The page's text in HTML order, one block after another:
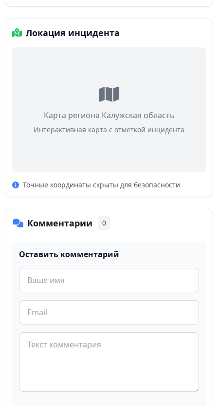
Локация инцидента
Карта региона Калужская область
Интерактивная карта с отметкой инцидента
Точные координаты скрыты для безопасности
Комментарии 0
Оставить комментарий